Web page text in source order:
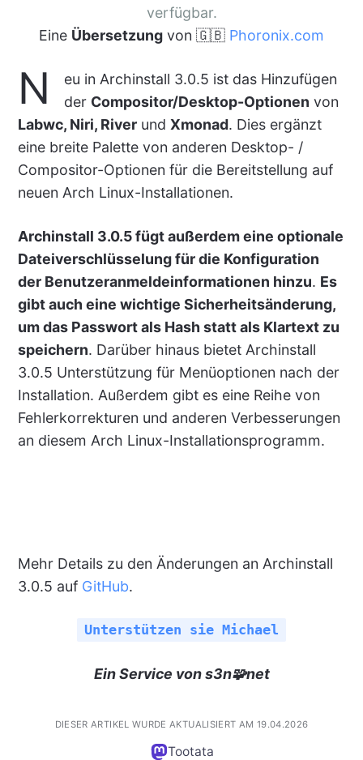
verfügbar.
Eine Übersetzung von 🇬🇧 Phoronix.com
N
eu in Archinstall 3.0.5 ist das Hinzufügen
der Compositor/Desktop-Optionen von
Labwc, Niri, Riverund Xmonad. Dies ergänzt
eine breite Palette von anderen Desktop- /
Compositor-Optionen für die Bereitstellung auf
neuen Arch Linux-Installationen.
Archinstall 3.0.5 fügt außerdem eine optionale
Dateiverschlüsselung für die Konfiguration
der Benutzeranmeldeinformationen hinzu. Es
gibt auch eine wichtige Sicherheitsänderung,
um das Passwort als Hash statt als Klartext zu
speichern. Darüber hinaus bietet Archinstall
3.0.5 Unterstützung für Menüoptionen nach der
Installation. Außerdem gibt es eine Reihe von
Fehlerkorrekturen und anderen Verbesserungen
an diesem Arch Linux-Installationsprogramm.
Mehr Details zu den Änderungen an Archinstall
3.0.5 auf GitHub.
Unterstützen sie Michael
Ein Service von s3n🧩net
DIESER ARTIKEL WURDE AKTUALISIERT AM 19.04.2026
Tootata